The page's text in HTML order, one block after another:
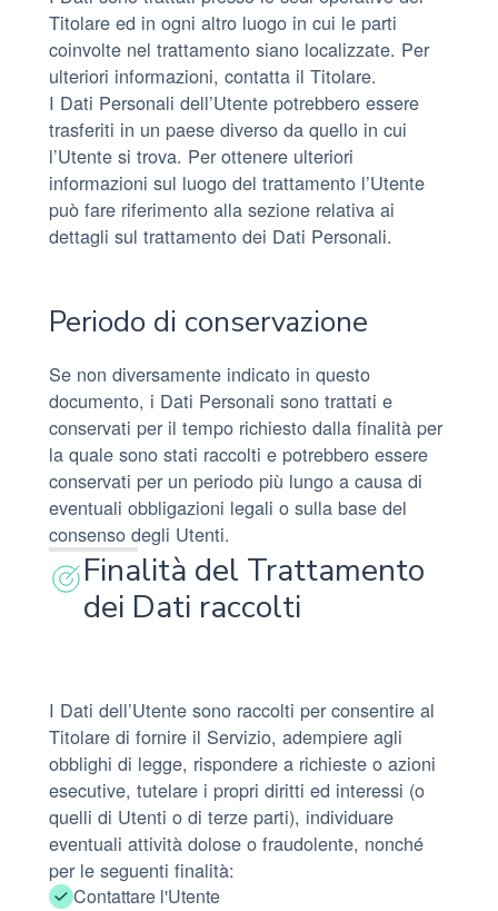
Titolare ed in ogni altro luogo in cui le parti
coinvolte nel trattamento siano localizzate. Per
ulteriori informazioni, contatta il Titolare.
I Dati Personali dell’Utente potrebbero essere
trasferiti in un paese diverso da quello in cui
l’Utente si trova. Per ottenere ulteriori
informazioni sul luogo del trattamento l’Utente
può fare riferimento alla sezione relativa ai
dettagli sul trattamento dei Dati Personali.
Periodo di conservazione
Se non diversamente indicato in questo
documento, i Dati Personali sono trattati e
conservati per il tempo richiesto dalla finalità per
la quale sono stati raccolti e potrebbero essere
conservati per un periodo più lungo a causa di
eventuali obbligazioni legali o sulla base del
consenso degli Utenti.
Finalità del Trattamento
dei Dati raccolti
I Dati dell’Utente sono raccolti per consentire al
Titolare di fornire il Servizio, adempiere agli
obblighi di legge, rispondere a richieste o azioni
esecutive, tutelare i propri diritti ed interessi (o
quelli di Utenti o di terze parti), individuare
eventuali attività dolose o fraudolente, nonché
per le seguenti finalità:
Contattare l'Utente